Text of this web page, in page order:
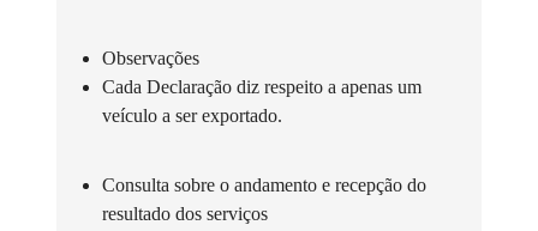
Observações
Cada Declaração diz respeito a apenas um
veículo a ser exportado.
Consulta sobre o andamento e recepção do
resultado dos serviços